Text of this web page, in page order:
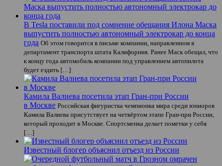
В Tesla поставили под сомнение обещания Илона Маска
выпустить полностью автономный электрокар до конца
года Об этом говорится в письме компании, направленном в
департамент транспорта штата Калифорния. Ранее Маск обещал, что
к концу года автомобиль компании под управлением автопилота
будет ездить […]
Камила Валиева посетила этап Гран-при России
в Москве Российская фигуристка чемпионка мира среди юниоров
Камила Валиева присутствует на четвёртом этапе Гран-при России,
который проходит в Москве. Спортсменка делает пометки у себя
[…]
Известный блогер объяснил отъезд из России